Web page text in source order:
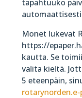
tapahtuuko
Monet lukevat
https://
kautta. Se
valita kieltä.
5 eteenpäin,
rotarynorden.e-